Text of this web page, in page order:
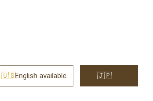
English available. 日本語